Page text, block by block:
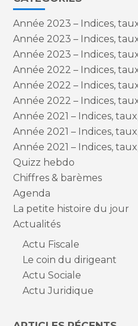
Année 2023 – Indices,
Année 2023 – Indices,
Année 2023 – Indices,
Année 2022 – Indices,
Année 2022 – Indices,
Année 2022 – Indices,
Année 2021 – Indices,
Année 2021 – Indices,
Année 2021 – Indices,
Quizz hebdo
Chiffres & barèmes
Agenda
La petite histoire du jour
Actualités
Actu Fiscale
Le coin du dirigeant
Actu Sociale
Actu Juridique